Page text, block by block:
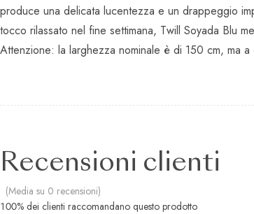
produce una delicata lucentezza e un drappeggio
tocco rilassato nel fine settimana, Twill Soyada Blu
Attenzione: la larghezza nominale è di 150 cm, ma
Recensioni clienti
(Media su 0 recensioni)
100% dei clienti raccomandano questo prodotto